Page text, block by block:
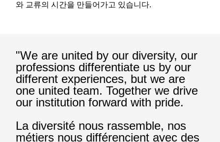
와 교류의 시간을 만들어가고 있습니다.
"We are united by our diversity, our
professions differentiate us by our
different experiences, but we are
one united team. Together we drive
our institution forward with pride.
La diversité nous rassemble, nos
métiers nous différencient avec des